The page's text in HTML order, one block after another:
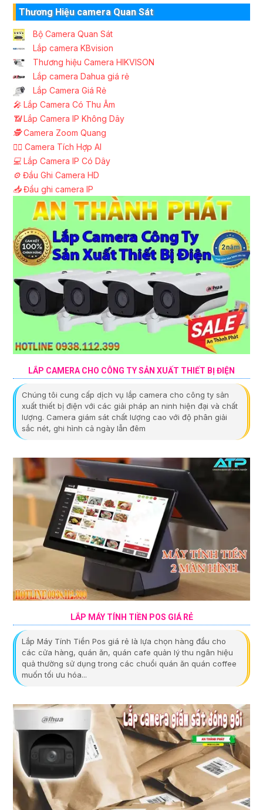
Thương Hiệu camera Quan Sát
Bộ Camera Quan Sát
Lắp camera KBvision
Thương hiệu Camera HIKVISON
Lắp camera Dahua giá rẻ
Lắp Camera Giá Rẻ
️🎤️ Lắp Camera Có Thu Âm
📶Lắp Camera IP Không Dây
🕵️Camera Zoom Quang
🧛‍♀️ Camera Tích Hợp AI
💻 Lắp Camera IP Có Dây
⚙️ Đầu Ghi Camera HD
📥Đầu ghi camera IP
LẮP CAMERA CHO CÔNG TY SẢN XUẤT THIẾT BỊ ĐIỆN
Chúng tôi cung cấp dịch vụ lắp camera cho công ty sản
xuất thiết bị điện với các giải pháp an ninh hiện đại và chất
lượng. Camera giám sát chất lượng cao với độ phân giải
sắc nét, ghi hình cả ngày lẫn đêm
LẮP MÁY TÍNH TIỀN POS GIÁ RẺ
Lắp Máy Tính Tiền Pos giá rẻ là lựa chọn hàng đầu cho
các cửa hàng, quán ăn, quán cafe quản lý thu ngân hiệu
quả thường sử dụng trong các chuổi quán ăn quán coffee
muốn tối ưu hóa...